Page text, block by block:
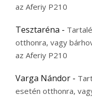
az Aferiy P210
Tesztaréna -
otthonra, vagy
az Aferiy P210
Varga Nándor -
esetén otthonra,